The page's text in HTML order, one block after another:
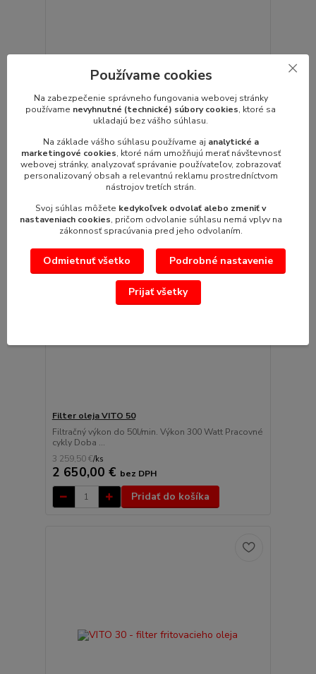
Oiltester tester VITO fritovacieho oleja
Oiltester VITO je príručné meracie zariadenie
slúžiace na kontrolu stavu opotr...
ks
430,00 €bez DPH
Pridať do košíka
Filter oleja VITO 50
Filtračný výkon do 50l/min. Výkon 300 Watt Pracovné
cykly Doba ...
3 259,50 €/ks
2 650,00 € bez DPH
Pridať do košíka
Používame cookies
Na zabezpečenie správneho fungovania webovej stránky
používame nevyhnutné (technické) súbory cookies, ktoré sa
ukladajú bez vášho súhlasu.
Na základe vášho súhlasu používame aj analytické a
marketingové cookies, ktoré nám umožňujú merať návštevnosť
webovej stránky, analyzovať správanie používateľov, zobrazovať
personalizovaný obsah a relevantnú reklamu prostredníctvom
nástrojov tretích strán.
Svoj súhlas môžete kedykoľvek odvolať alebo zmeniť v
nastaveniach cookies, pričom odvolanie súhlasu nemá vplyv na
zákonnosť spracúvania pred jeho odvolaním.
Odmietnuť všetko Podrobné nastavenie
Prijať všetky